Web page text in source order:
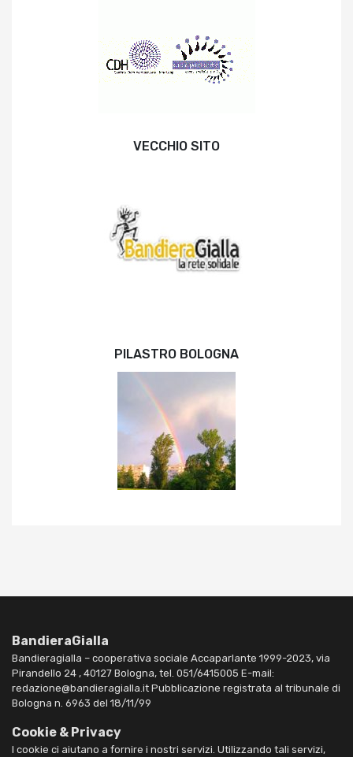
VECCHIO SITO
PILASTRO BOLOGNA
BandieraGialla
Bandieragialla – cooperativa sociale Accaparlante 1999-2023, via
Pirandello 24 , 40127 Bologna, tel. 051/6415005 E-mail:
redazione@bandieragialla.it Pubblicazione registrata al tribunale di
Bologna n. 6963 del 18/11/99
Cookie & Privacy
I cookie ci aiutano a fornire i nostri servizi. Utilizzando tali servizi,